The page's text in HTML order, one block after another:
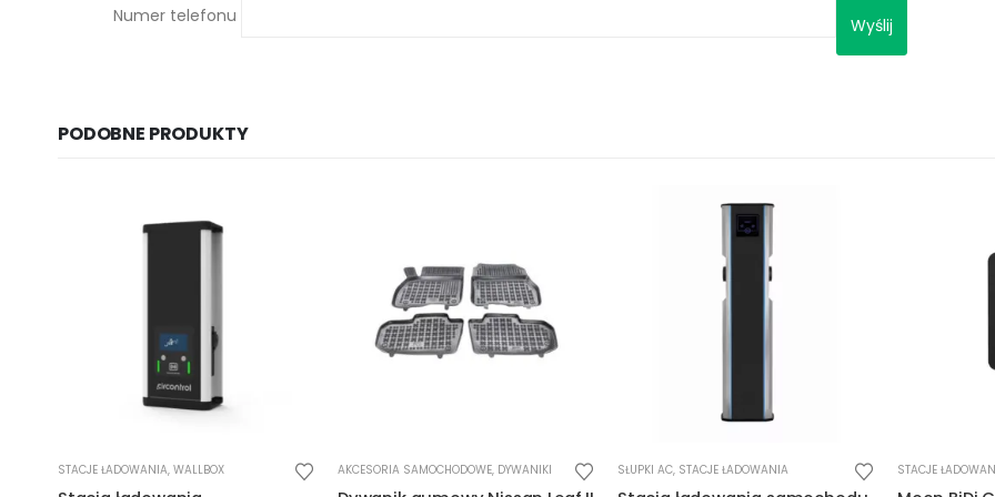
Numer telefonu
PODOBNE PRODUKTY
AKCESORIA SAMOCHODOWE,DYWANIKI SŁUPKI AC,STACJE ŁADOWANIA STACJE ŁADOWANIA,STACJE ŁADOWANIA DC ,WALLBOXSTACJE